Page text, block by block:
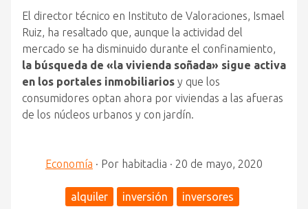
El director técnico en Instituto de Valoraciones, Ismael
Ruiz, ha resaltado que, aunque la actividad del
mercado se ha disminuido durante el confinamiento,
la búsqueda de «la vivienda soñada» sigue activa
en los portales inmobiliarios y que los
consumidores optan ahora por viviendas a las afueras
de los núcleos urbanos y con jardín.
Economía · Por habitaclia · 20 de mayo, 2020
alquiler inversión inversores